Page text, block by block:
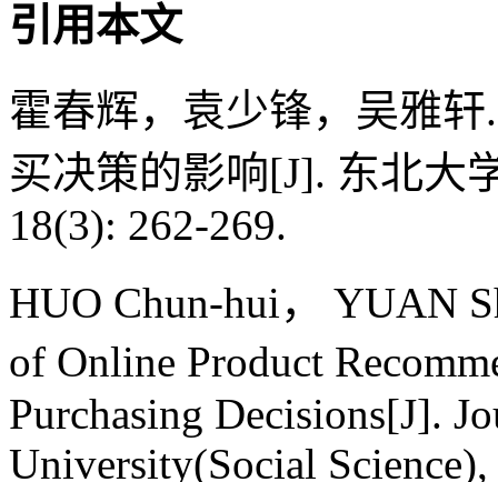
引用本文
霍春辉，袁少锋，吴雅
买决策的影响[J]. 东北大
18(3): 262-269.
HUO Chun-hui， YUAN
of Online Product
Purchasing Decisions[J].
University(Social